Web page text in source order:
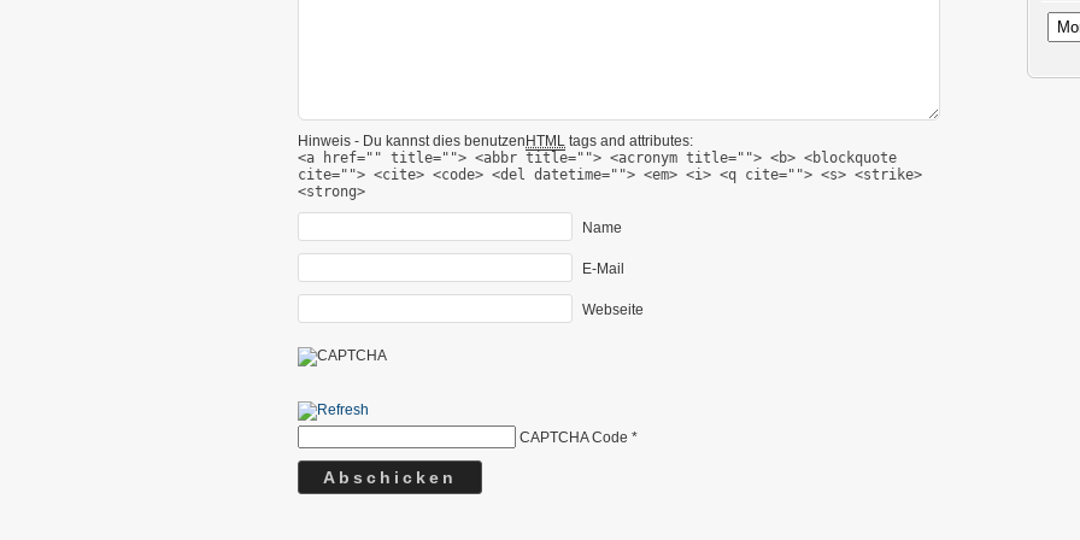
Hinweis - Du kannst dies benutzen HTML tags and attributes:
<a href="" title=""> <abbr title=""> <acronym title=""> <b> <blockquote
cite=""> <cite> <code> <del datetime=""> <em> <i> <q cite=""> <s> <strike>
<strong>
Name
E-Mail
Webseite
CAPTCHA Code *
Archiv